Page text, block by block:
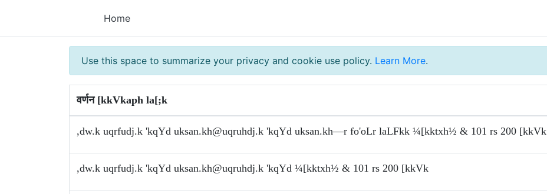
Home
Use this space to summarize your privacy and cookie use policy. Learn More.
वर्णन [kkVkaph la[;k
,dw.k uqrfudj.k 'kqYd uksan.kh@uqruhdj.k 'kqYd uksan.kh—r fo'oLr laLFkk ¼[kktxh½ & 101 rs 200 [kkVk
,dw.k uqrfudj.k 'kqYd uksan.kh@uqruhdj.k 'kqYd ¼[kktxh½ & 101 rs 200 [kkVk